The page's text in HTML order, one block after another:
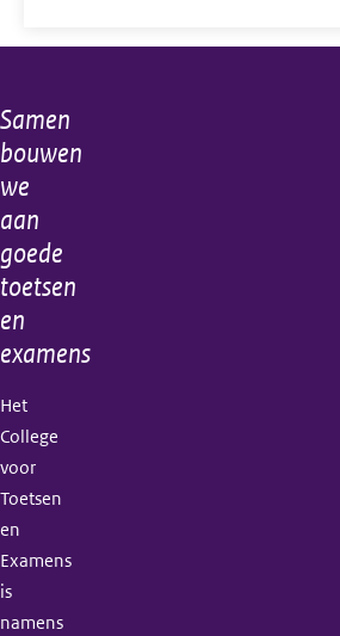
digitale
Algemene
informatie
Samen
bouwen
we
aan
goede
toetsen
en
examens
Het
College
voor
Toetsen
en
Examens
is
namens